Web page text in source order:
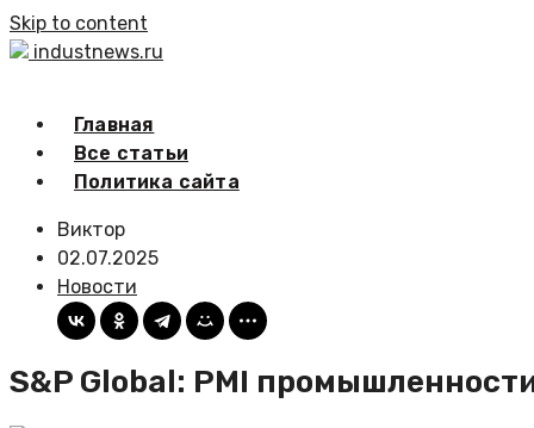
Skip to content
industnews.ru
Главная
Все статьи
Политика сайта
Виктор
02.07.2025
Новости
S&P Global: PMI